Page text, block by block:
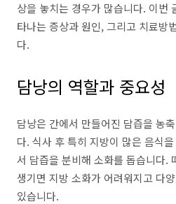
상을 놓치는 경우가 많습니다. 이번
타나는 증상과 원인, 그리고 치료방
다.
담낭의 역할과 중요성
담낭은 간에서 만들어진 담즙을 농
다. 식사 후 특히 지방이 많은 음식
서 담즙을 분비해 소화를 돕습니다.
생기면 지방 소화가 어려워지고 다
있습니다.